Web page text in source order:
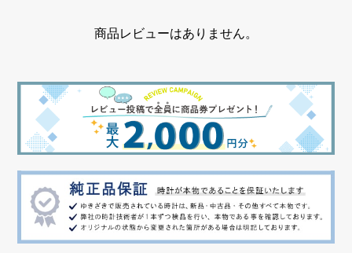
トゥールビヨン
商品レビューはありません。